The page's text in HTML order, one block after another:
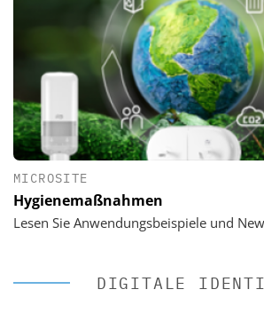
MICROSITE
Hygienemaßnahmen
Lesen Sie Anwendungsbeispiele und
DIGITALE